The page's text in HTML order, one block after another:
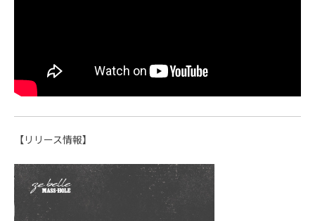
【リリース情報】